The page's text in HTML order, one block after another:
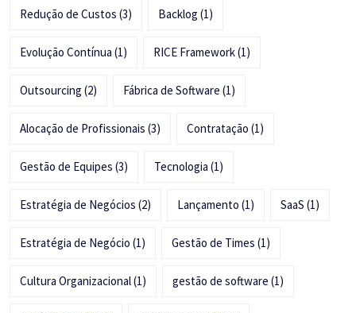
Redução de Custos (3) Backlog (1)
Evolução Contínua (1) RICE Framework(1)
Outsourcing (2) Fábrica de Software (1)
Alocação de Profissionais (3) Contratação (1)
Gestão de Equipes (3) Tecnologia (1)
Estratégia de Negócios (2) Lançamento (1) SaaS (1)
Estratégia de Negócio (1) Gestão de Times (1)
Cultura Organizacional(1) gestão de software (1)